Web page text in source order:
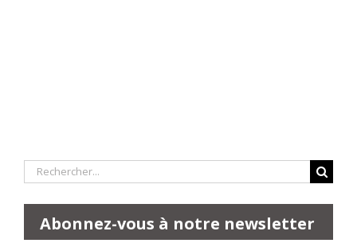
Rechercher:
Abonnez-vous à notre newsletter